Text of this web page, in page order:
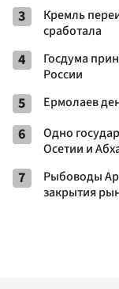
3
Кремль
сработала
4
Госдума
России
5 Ермолаев
6
Одно
Осетии и
7
Рыбоводы
закрытия